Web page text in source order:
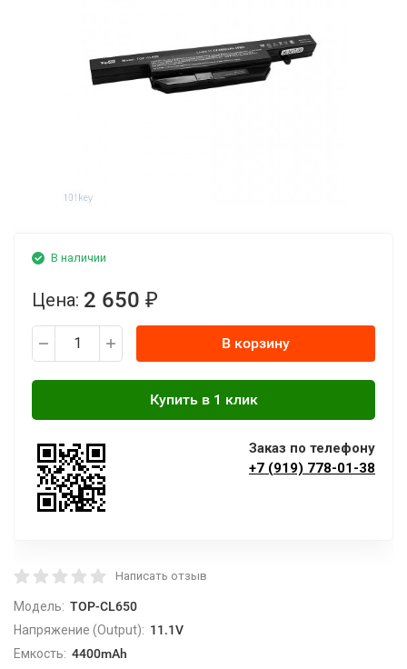
В наличии
Цена: 2 650 ₽
В корзину
Заказ по телефону
+7 (919) 778-01-38
Написать отзыв
Модель: TOP-CL650
Напряжение (Output): 11.1V
Емкость: 4400mAh